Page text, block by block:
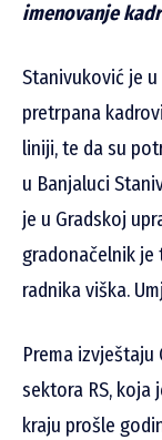
imenovanje
Stanivuković je
pretrpana
liniji, te da su
u Banjaluci
je u Gradskoj
gradonačelnik je
radnika viška.
Prema izvještaju
sektora RS, koja
kraju prošle